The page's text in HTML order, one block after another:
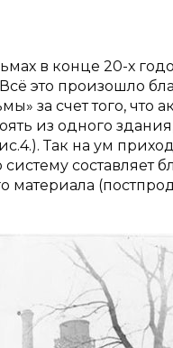
в конце 20-х
это произошло
за счет того, что
из одного
Так на ум
составляет
материала